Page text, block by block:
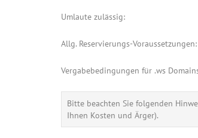
Umlaute zulässig:
Allg. Reservierungs-Voraussetzungen:
Vergabebedingungen für .ws
Bitte beachten Sie folgenden
Ihnen Kosten und Ärger).